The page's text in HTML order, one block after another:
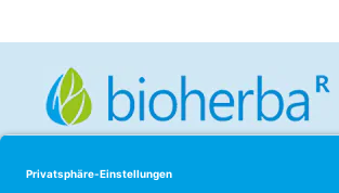
KONTAKT